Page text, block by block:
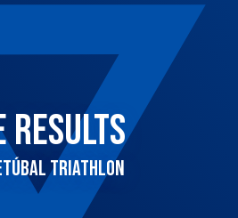
RESULTS
TRIATHLON